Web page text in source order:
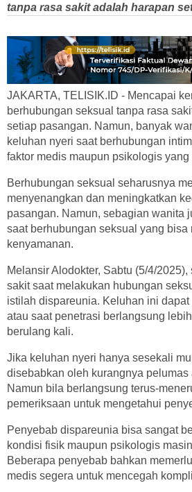
tanpa rasa sakit adalah harapan
JAKARTA, TELISIK.ID - Mencapai
berhubungan seksual tanpa rasa
setiap pasangan. Namun, banyak
keluhan nyeri saat berhubungan
faktor medis maupun psikologis
Berhubungan seksual seharusnya
menyenangkan dan meningkatkan
pasangan. Namun, sebagian wanita
saat berhubungan seksual yang bisa
kenyamanan.
Melansir Alodokter, Sabtu (5/4/
sakit saat melakukan hubungan
istilah dispareunia. Keluhan ini dapat
atau saat penetrasi berlangsung
berulang kali.
Jika keluhan nyeri hanya sesekali
disebabkan oleh kurangnya pelumas
Namun bila berlangsung terus-
pemeriksaan untuk mengetahui
Penyebab dispareunia bisa sangat
kondisi fisik maupun psikologis
Beberapa penyebab bahkan
medis segera untuk mencegah